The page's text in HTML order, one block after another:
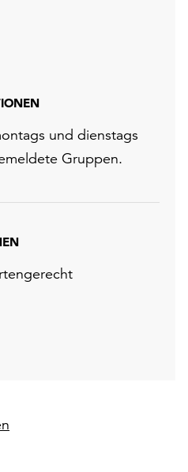
und dienstags
Gruppen.